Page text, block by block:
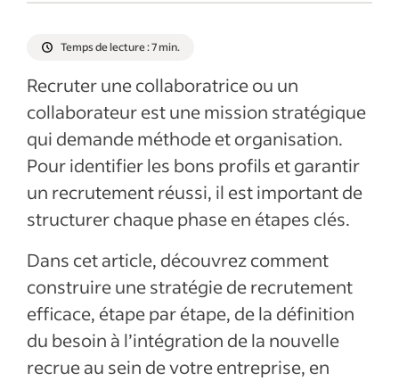
?
place d’un bon processus de recrutement ?
Quelles sont les étapes d’un processus de
recrutement efficace ?
Comment mettre en place une procédure
de recrutement ?
Temps de lecture : 7 min.
Recruter une collaboratrice ou un
collaborateur est une mission stratégique
qui demande méthode et organisation.
Pour identifier les bons profils et garantir
un recrutement réussi, il est important de
structurer chaque phase en étapes clés.
Dans cet article, découvrez comment
construire une stratégie de recrutement
efficace, étape par étape, de la définition
du besoin à l’intégration de la nouvelle
recrue au sein de votre entreprise, en